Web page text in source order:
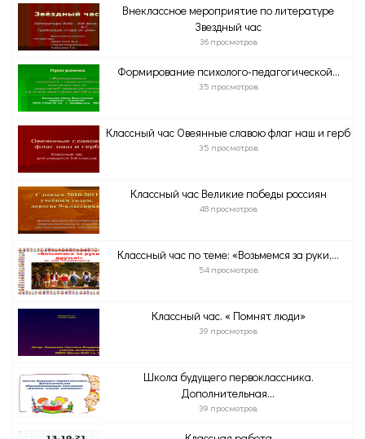
Внеклассное мероприятие по литературе
Звездный час
36 просмотров
Формирование психолого-педагогической...
35 просмотров
Классный час Овеянные славою флаг наш и герб
35 просмотров
Классный час Великие победы россиян
48 просмотров
Классный час по теме: «Возьмемся за руки,...
54 просмотров
Классный час. « Помнят люди»
39 просмотров
Школа будущего первоклассника.
Дополнительная...
39 просмотров